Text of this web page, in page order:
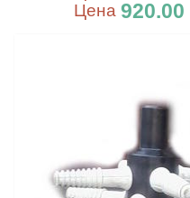
Цена920.00